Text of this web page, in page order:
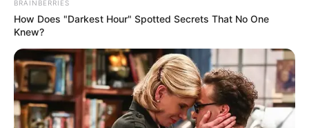
BRAINBERRIES
How Does "Darkest Hour" Spotted Secrets That No One
Knew?